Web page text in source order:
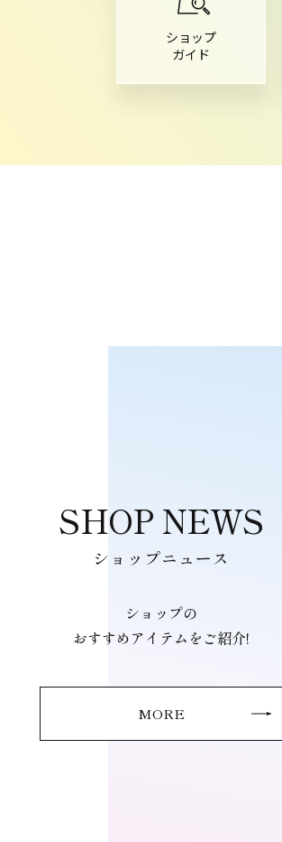
ショップ
ガイド
SHOP NEWS
ショップニュース
ショップの
おすすめアイテムをご紹介!
MORE